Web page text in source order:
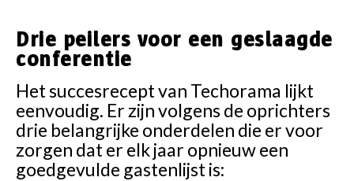
Drie peilers voor een geslaagde
conferentie
Het succesrecept van Techorama lijkt
eenvoudig. Er zijn volgens de oprichters
drie belangrijke onderdelen die er voor
zorgen dat er elk jaar opnieuw een
goedgevulde gastenlijst is: